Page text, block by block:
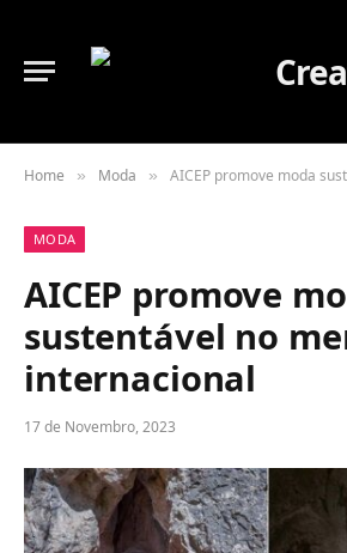
Home » Moda » AICEP promove moda
MODA
AICEP promove
sustentável no
internacional
17 de Novembro, 2023